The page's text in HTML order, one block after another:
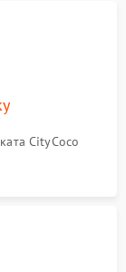
CityCoco